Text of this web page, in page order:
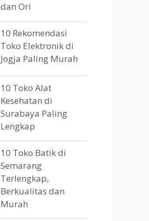
dan Ori
10 Rekomendasi
Toko Elektronik di
Jogja Paling Murah
10 Toko Alat
Kesehatan di
Surabaya Paling
Lengkap
10 Toko Batik di
Semarang
Terlengkap,
Berkualitas dan
Murah